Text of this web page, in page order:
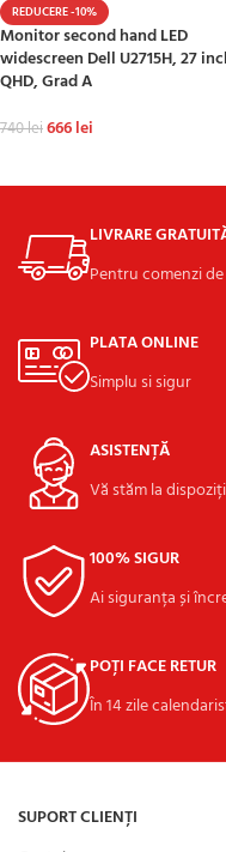
REDUCERE -10%
Monitor second hand LED
widescreen Dell U2715H, 27
QHD, Grad A
740lei666lei
LIVRARE
Pentru comenzi
PLATA ONLINE
Simplu si sigur
ASISTENȚĂ
Vă stăm la
100% SIGUR
Ai siguranța și
POȚI FACE RETUR
În 14 zile
SUPORT CLIENȚI